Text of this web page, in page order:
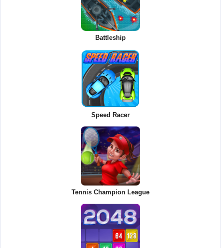
Battleship
Speed Racer
Tennis Champion League